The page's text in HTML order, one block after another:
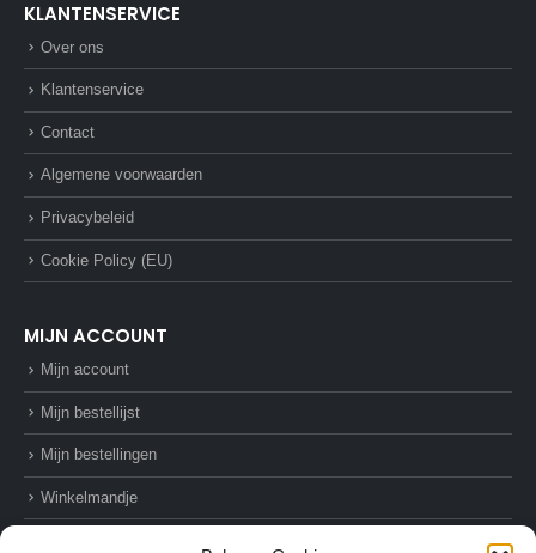
KLANTENSERVICE
Over ons
Klantenservice
Contact
Algemene voorwaarden
Privacybeleid
Cookie Policy (EU)
MIJN ACCOUNT
Mijn account
Mijn bestellijst
Mijn bestellingen
Winkelmandje